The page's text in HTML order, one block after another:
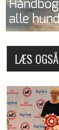
LÆS OGSÅ